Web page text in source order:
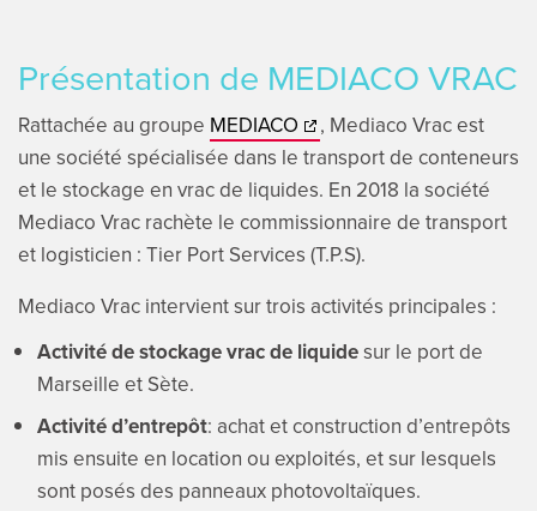
Présentation de MEDIACO VRAC
Rattachée au groupe MEDIACO
, Mediaco Vrac est
une société spécialisée dans le transport de conteneurs
et le stockage en vrac de liquides. En 2018 la société
Mediaco Vrac rachète le commissionnaire de transport
et logisticien : Tier Port Services (T.P.S).
Mediaco Vrac intervient sur trois activités principales :
Activité de stockage vrac de liquidesur le port de
Marseille et Sète.
Activité d’entrepôt: achat et construction d’entrepôts
mis ensuite en location ou exploités, et sur lesquels
sont posés des panneaux photovoltaïques.